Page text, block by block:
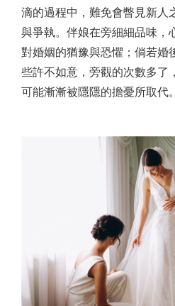
滴的過程中，難免會瞥見新人
與爭執。伴娘在旁細細品味，
對婚姻的猶豫與恐懼；倘若婚
些許不如意，旁觀的次數多了
可能漸漸被隱隱的擔憂所取代。